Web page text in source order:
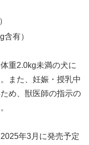
有）
重2.0kg未満の犬に
また、妊娠・授乳中
め、獣医師の指示の
年3月に発売予定